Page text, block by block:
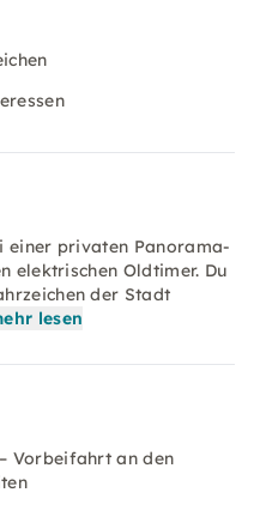
einer privaten Panorama-
elektrischen Oldtimer. Du
der Stadt
lesen
Vorbeifahrt an den